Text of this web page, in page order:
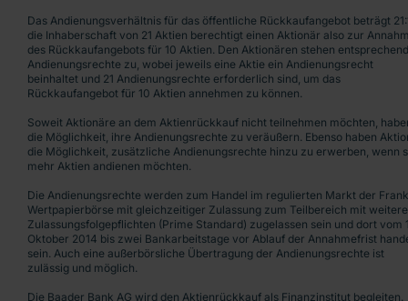
Das Andienungsverhältnis für das öffentliche Rückkaufangebot beträgt
die Inhaberschaft von 21 Aktien berechtigt einen Aktionär also zur
des Rückkaufangebots für 10 Aktien. Den Aktionären stehen
Andienungsrechte zu, wobei jeweils eine Aktie ein Andienungsrecht
beinhaltet und 21 Andienungsrechte erforderlich sind, um das
Rückkaufangebot für 10 Aktien annehmen zu können.
Soweit Aktionäre an dem Aktienrückkauf nicht teilnehmen möchten,
die Möglichkeit, ihre Andienungsrechte zu veräußern. Ebenso haben
die Möglichkeit, zusätzliche Andienungsrechte hinzu zu erwerben, wenn
mehr Aktien andienen möchten.
Die Andienungsrechte werden zum Handel im regulierten Markt der
Wertpapierbörse mit gleichzeitiger Zulassung zum Teilbereich mit
Zulassungsfolgepflichten (Prime Standard) zugelassen sein und dort vom
Oktober 2014 bis zwei Bankarbeitstage vor Ablauf der Annahmefrist
sein. Auch eine außerbörsliche Übertragung der Andienungsrechte ist
zulässig und möglich.
Die Baader Bank AG wird den Aktienrückkauf als Finanzinstitut begleiten.